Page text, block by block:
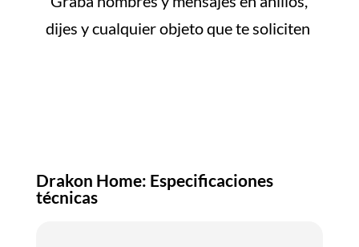
dijes y cualquier objeto que te soliciten
Drakon Home: Especificaciones
técnicas